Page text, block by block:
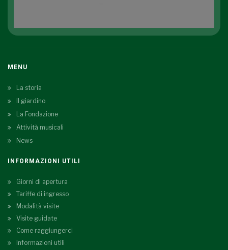
MENU
La storia
Il giardino
La Fondazione
Attività musicali
News
INFORMAZIONI UTILI
Giorni di apertura
Tariffe di ingresso
Modalità visite
Visite guidate
Come raggiungerci
Informazioni utili